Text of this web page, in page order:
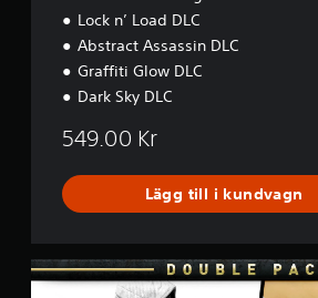
Lock n’ Load DLC
Abstract Assassin DLC
Graffiti Glow DLC
Dark Sky DLC
549.00 Kr
Lägg till i kundvagn
S